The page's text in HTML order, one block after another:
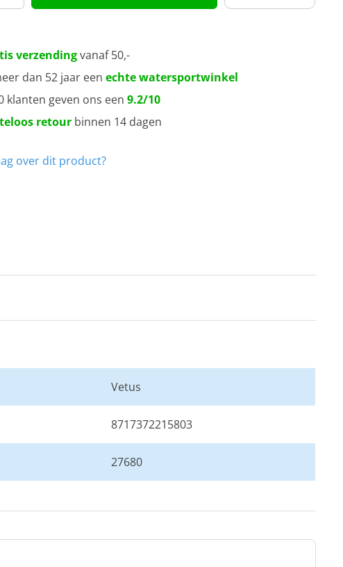
verzendingvanaf 50,-
dan 52 jaar een echte watersportwinkel
klanten geven ons een 9.2/10
retourbinnen 14 dagen
over dit product?
Vetus
8717372215803
27680